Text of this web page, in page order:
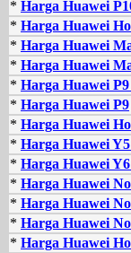
* Harga Huawei
* Harga Huawei
* Harga Huawei
* Harga Huawei
* Harga Huawei
* Harga Huawei P9
* Harga Huawei
* Harga Huawei
* Harga Huawei
* Harga Huawei
* Harga Huawei
* Harga Huawei
* Harga Huawei